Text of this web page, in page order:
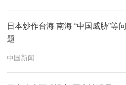
日本炒作台海 南海 “中国威胁”等问
题
中国新闻